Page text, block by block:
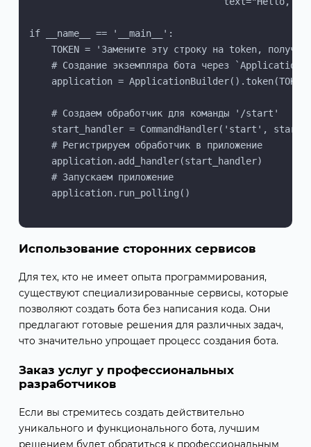
if __name__ == '__main__':
TOKEN = 'Замените эту строку на token,
# Создание экземпляра бота через
application =
    # Создаем обработчик для команды '/start'
    start_handler = CommandHandler('start', start)
    # Регистрируем обработчик в приложение
    application.add_handler(start_handler)
    # Запускаем приложение
Использование сторонних сервисов
Для тех, кто не имеет опыта программирования,
существуют специализированные сервисы, которые
позволяют создать бота без написания кода. Они
предлагают готовые решения для различных задач,
что значительно упрощает процесс создания бота.
Заказ услуг у профессиональных
разработчиков
Если вы стремитесь создать действительно
уникального и функционального бота, лучшим
решением будет обратиться к профессиональным